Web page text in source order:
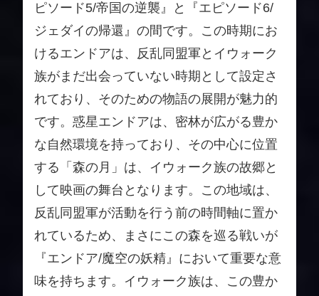
ピソード5/帝国の逆襲』と『エピソード6/
ジェダイの帰還』の間です。この時期にお
けるエンドアは、反乱同盟軍とイウォーク
族がまだ出会っていない時期として設定さ
れており、そのための物語の展開が魅力的
です。惑星エンドアは、密林が広がる豊か
な自然環境を持っており、その中心に位置
する「森の月」は、イウォーク族の故郷と
して映画の舞台となります。この地域は、
反乱同盟軍が活動を行う前の時間軸に置か
れているため、まさにこの森を巡る戦いが
『エンドア/魔空の妖精』において重要な意
味を持ちます。イウォーク族は、この豊か